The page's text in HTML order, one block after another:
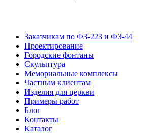
Заказчикам по ФЗ-223 и ФЗ-44
Проектирование
Городские фонтаны
Скульптура
Мемориальные комплексы
Частным клиентам
Изделия для церкви
Примеры работ
Блог
Контакты
Каталог